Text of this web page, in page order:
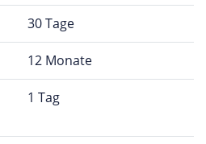
30 Tage
12 Monate
1 Tag